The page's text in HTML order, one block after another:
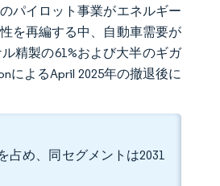
パイロット事業がエネルギー
を再編する中、自動車需要が
精製の61%および大半のギガ
によるApril 2025年の撤退後に
占め、同セグメントは2031